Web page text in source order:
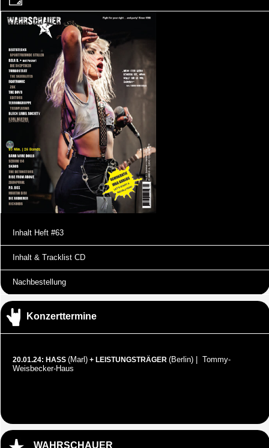
Inhalt Heft #63
Inhalt & Tracklist CD
Nachbestellung
Konzerttermine
20.01.24: HASS (Marl) + LEISTUNGSTRÄGER (Berlin) | Tommy-
Weisbecker-Haus
WAHRSCHAUER